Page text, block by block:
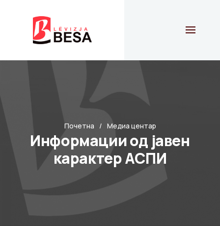
Почетна Медиа центар
Информации од јавен
карактер АСПИ